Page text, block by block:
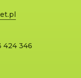
424 346